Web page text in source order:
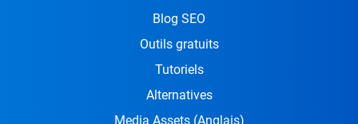
Blog SEO
Outils gratuits
Tutoriels
Alternatives
Media Assets (Anglais)